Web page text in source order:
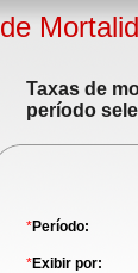
Taxas de
período
*Período:
*Exibir por: